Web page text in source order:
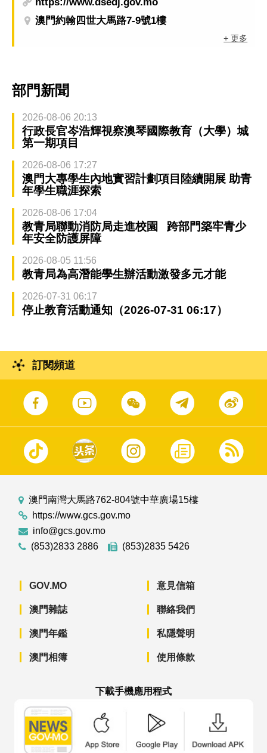
澳門約翰四世大馬路7-9號1樓
+ 更多
部門新聞
2026-08-06 20:13
行政長官岑浩輝視察澳琴國際教育（大學）城
第一期項目
2026-08-06 17:27
澳門大專學生內地實習計劃項目陸續開展 助青
年學生職涯探索
2026-08-06 17:04
教青局聯動消防局走進校園 跨部門築牢青少
年安全防護屏障
2026-08-05 11:56
教青局為高潛能學生辦活動激發多元才能
2026-07-31 06:17
停止教育活動通知（2026-07-31 06:17）
訂閱頻道
澳門南灣大馬路762-804號中華廣場15樓
https://www.gcs.gov.mo
info@gcs.gov.mo
(853)2833 2886
(853)2835 5426
GOV.MO
澳門雜誌
澳門年鑑
澳門相簿
意見信箱
聯絡我們
私隱聲明
使用條款
下載手機應用程式